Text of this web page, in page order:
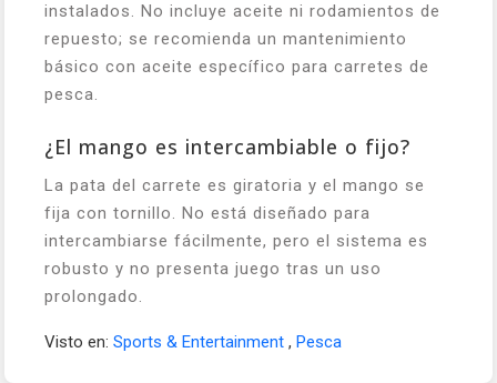
instalados. No incluye aceite ni rodamientos de
repuesto; se recomienda un mantenimiento
básico con aceite específico para carretes de
pesca.
¿El mango es intercambiable o fijo?
La pata del carrete es giratoria y el mango se
fija con tornillo. No está diseñado para
intercambiarse fácilmente, pero el sistema es
robusto y no presenta juego tras un uso
prolongado.
Visto en: Sports & Entertainment , Pesca